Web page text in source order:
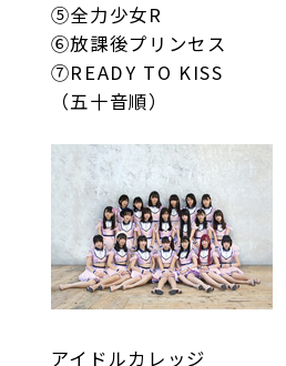
⑤全力少女R
⑥放課後プリンセス
⑦READY TO KISS
（五十音順）
アイドルカレッジ